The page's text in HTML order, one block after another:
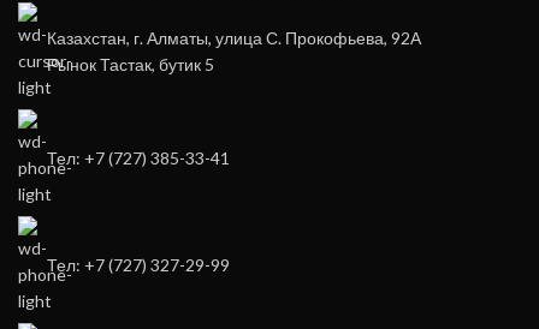
Казахстан, г. Алматы, улица С. Прокофьева, 92А
Рынок Тастак, бутик 5
Тел: +7 (727) 385-33-41
Тел: +7 (727) 327-29-99